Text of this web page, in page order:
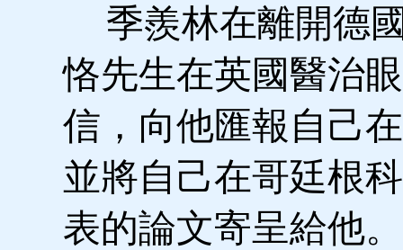
季羨林在離開德
恪先生在英國醫治
信，向他匯報自己
並將自己在哥廷根
表的論文寄呈給他